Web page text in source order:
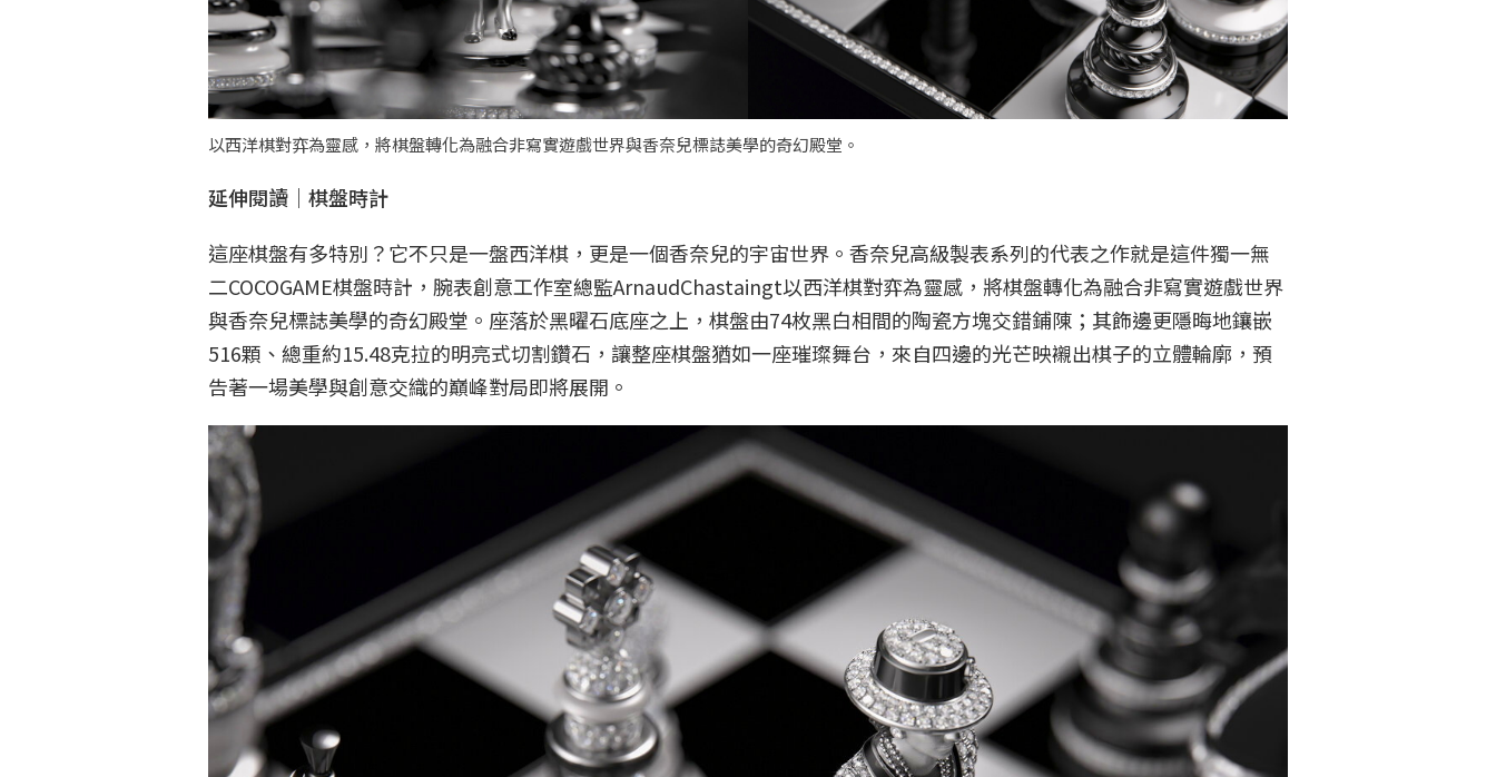
以西洋棋對弈為靈感，將棋盤轉化為融合非寫實遊戲世界與香奈兒標誌美學的奇幻殿堂。
延伸閱讀｜棋盤時計
這座棋盤有多特別？它不只是一盤西洋棋，更是一個香奈兒的宇宙世界。香奈兒高級製表系列的代表之作就是這件獨一無
二COCOGAME棋盤時計，腕表創意工作室總監ArnaudChastaingt以西洋棋對弈為靈感，將棋盤轉化為融合非寫實遊戲世界
與香奈兒標誌美學的奇幻殿堂。座落於黑曜石底座之上，棋盤由74枚黑白相間的陶瓷方塊交錯鋪陳；其飾邊更隱晦地鑲嵌
516顆、總重約15.48克拉的明亮式切割鑽石，讓整座棋盤猶如一座璀璨舞台，來自四邊的光芒映襯出棋子的立體輪廓，預
告著一場美學與創意交織的巔峰對局即將展開。